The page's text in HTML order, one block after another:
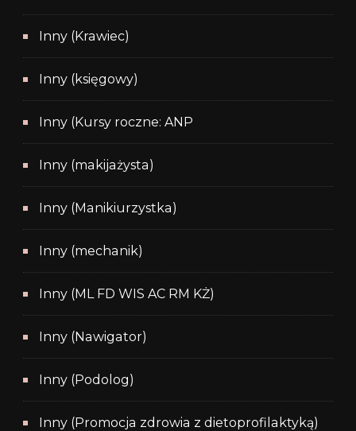
Inny (Krawiec)
Inny (księgowy)
Inny (Kursy roczne: ANP
Inny (makijażysta)
Inny (Manikiurzystka)
Inny (mechanik)
Inny (ML FD WIS AC RM KŻ)
Inny (Nawigator)
Inny (Podolog)
Inny (Promocja zdrowia z dietoprofilaktyką)